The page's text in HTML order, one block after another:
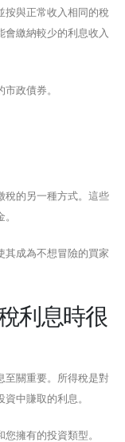
按與正常收入相同的稅
繳納較少的利息收入
政債券。
稅的另一種方式。這些
其成為不想冒險的買家
利息時很
至關重要。所得稅是對
中賺取的利息。
擁有的投資類型。